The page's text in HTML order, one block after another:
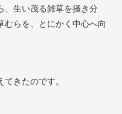
、生い茂る雑草を掻き分
むらを、とにかく中心へ向
きたのです。